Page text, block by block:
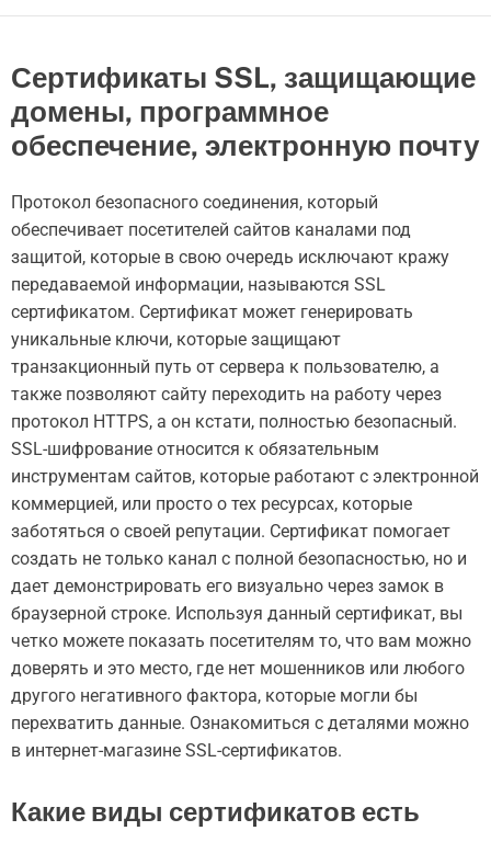
Сертификаты SSL, защищающие
домены, программное
обеспечение, электронную почту
Протокол безопасного соединения, который
обеспечивает посетителей сайтов каналами под
защитой, которые в свою очередь исключают кражу
передаваемой информации, называются SSL
сертификатом. Сертификат может генерировать
уникальные ключи, которые защищают
транзакционный путь от сервера к пользователю, а
также позволяют сайту переходить на работу через
протокол HTTPS, а он кстати, полностью безопасный.
SSL-шифрование относится к обязательным
инструментам сайтов, которые работают с электронной
коммерцией, или просто о тех ресурсах, которые
заботяться о своей репутации. Сертификат помогает
создать не только канал с полной безопасностью, но и
дает демонстрировать его визуально через замок в
браузерной строке. Используя данный сертификат, вы
четко можете показать посетителям то, что вам можно
доверять и это место, где нет мошенников или любого
другого негативного фактора, которые могли бы
перехватить данные. Ознакомиться с деталями можно
в интернет-магазине SSL-сертификатов.
Какие виды сертификатов есть